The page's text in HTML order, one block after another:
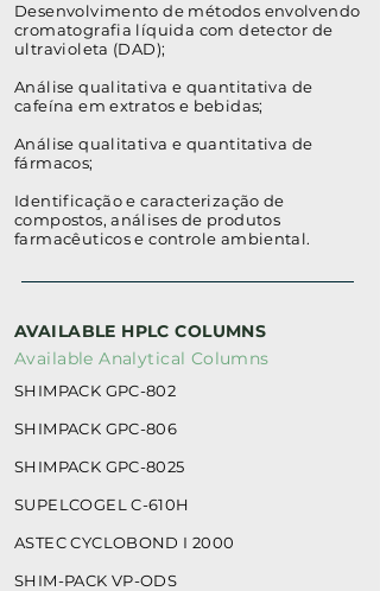
Desenvolvimento de métodos envolvendo
cromatografia líquida com detector de
ultravioleta (DAD);
Análise qualitativa e quantitativa de
cafeína em extratos e bebidas;
Análise qualitativa e quantitativa de
fármacos;
Identificação e caracterização de
compostos, análises de produtos
farmacêuticos e controle ambiental.
AVAILABLE HPLC COLUMNS
Available Analytical Columns
SHIMPACK GPC-802
SHIMPACK GPC-806
SHIMPACK GPC-8025
SUPELCOGEL C-610H
ASTEC CYCLOBOND I 2000
SHIM-PACK VP-ODS